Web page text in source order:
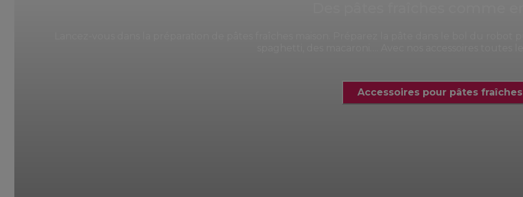
Accessoires pour pâtes fraîches